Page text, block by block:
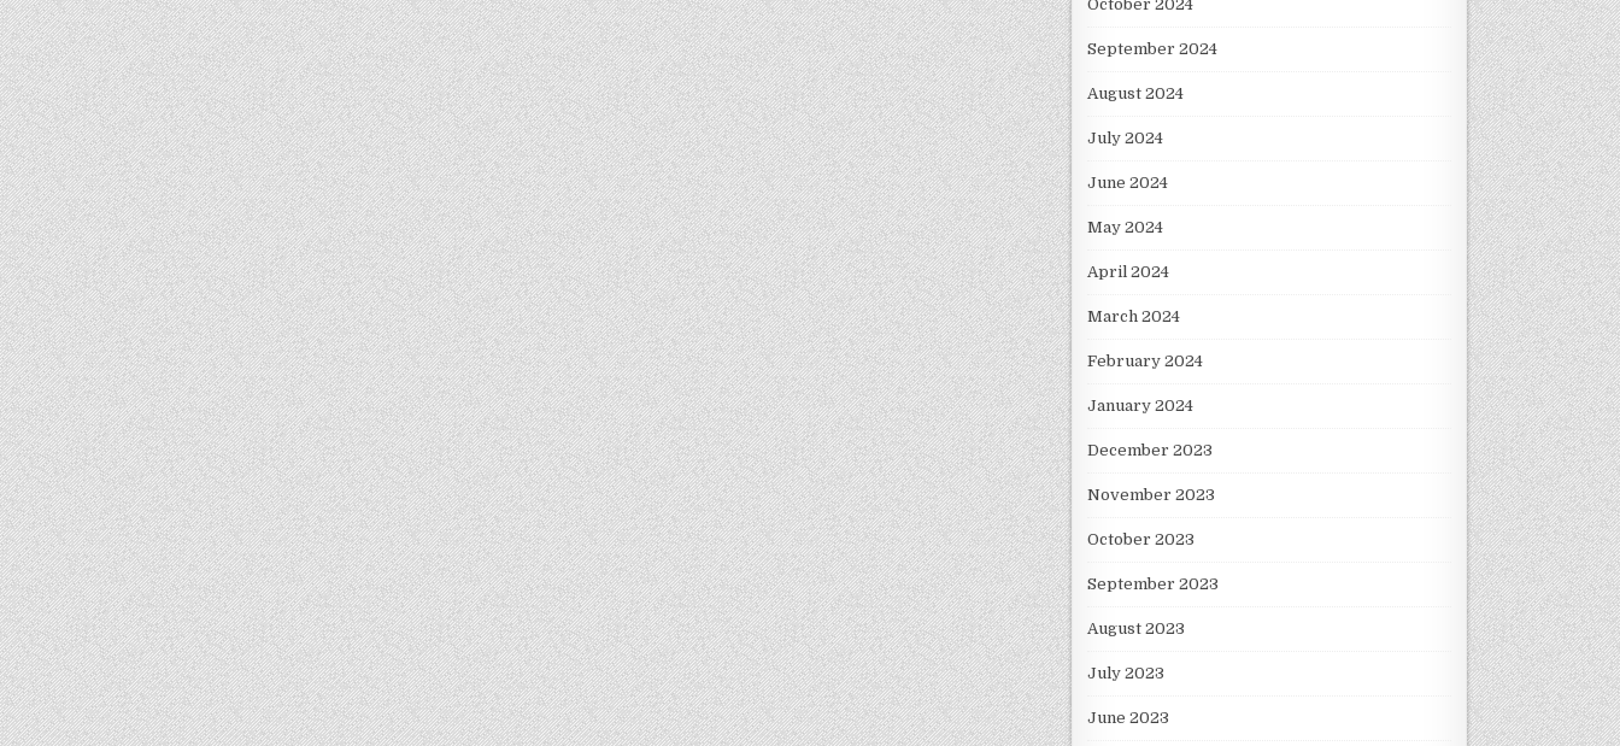
October 2024
September 2024
August 2024
July 2024
June 2024
May 2024
April 2024
March 2024
February 2024
January 2024
December 2023
November 2023
October 2023
September 2023
August 2023
July 2023
June 2023